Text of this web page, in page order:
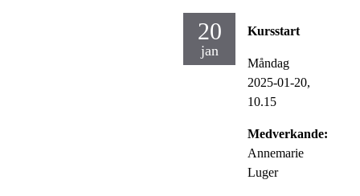
20
jan
Kursstart
Måndag
2025-01-20,
10.15
Medverkande:
Annemarie
Luger